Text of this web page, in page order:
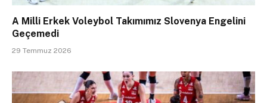
A Milli Erkek Voleybol Takımımız Slovenya Engelini
Geçemedi
29 Temmuz 2026